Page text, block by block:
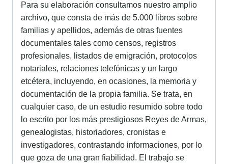
Para su elaboración consultamos nuestro amplio
archivo, que consta de más de 5.000 libros sobre
familias y apellidos, además de otras fuentes
documentales tales como censos, registros
profesionales, listados de emigración, protocolos
notariales, relaciones telefónicas y un largo
etcétera, incluyendo, en ocasiones, la memoria y
documentación de la propia familia. Se trata, en
cualquier caso, de un estudio resumido sobre todo
lo escrito por los más prestigiosos Reyes de Armas,
genealogistas, historiadores, cronistas e
investigadores, contrastando informaciones, por lo
que goza de una gran fiabilidad. El trabajo se